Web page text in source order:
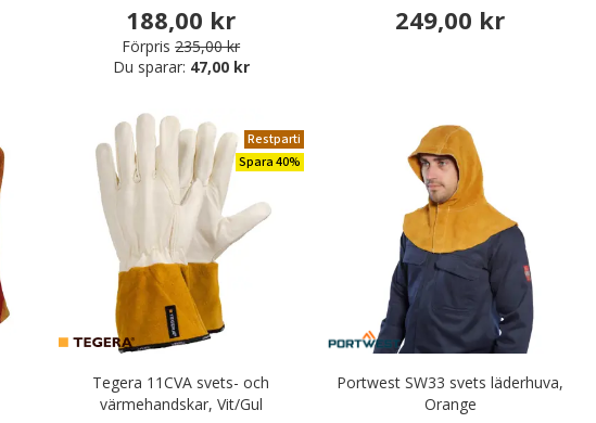
188,00 kr
Förpris 235,00 kr
Du sparar: 47,00 kr
249,00 kr
Restparti
Spara 40%
Tegera 11CVA svets- och
värmehandskar, Vit/Gul
Portwest SW33 svets läderhuva,
Orange